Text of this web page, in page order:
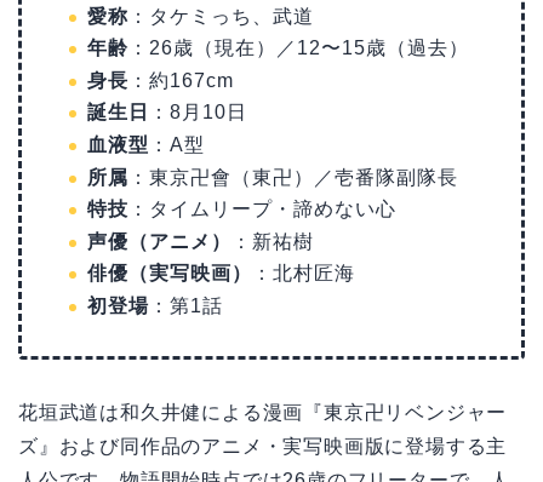
愛称 ：タケミっち、武道
年齢 ：26歳（現在）／12〜15歳（過去）
身長 ：約167cm
誕生日
：8月10日
血液型 ：A型
所属 ：東京卍會（東卍）／壱番隊副隊長
特技 ：タイムリープ・諦めない心
声優（アニメ）
：新祐樹
俳優（実写映画）
：北村匠海
初登場 ：第1話
花垣武道は和久井健による漫画『東京卍リベンジャー
ズ』および同作品のアニメ・実写映画版に登場する主